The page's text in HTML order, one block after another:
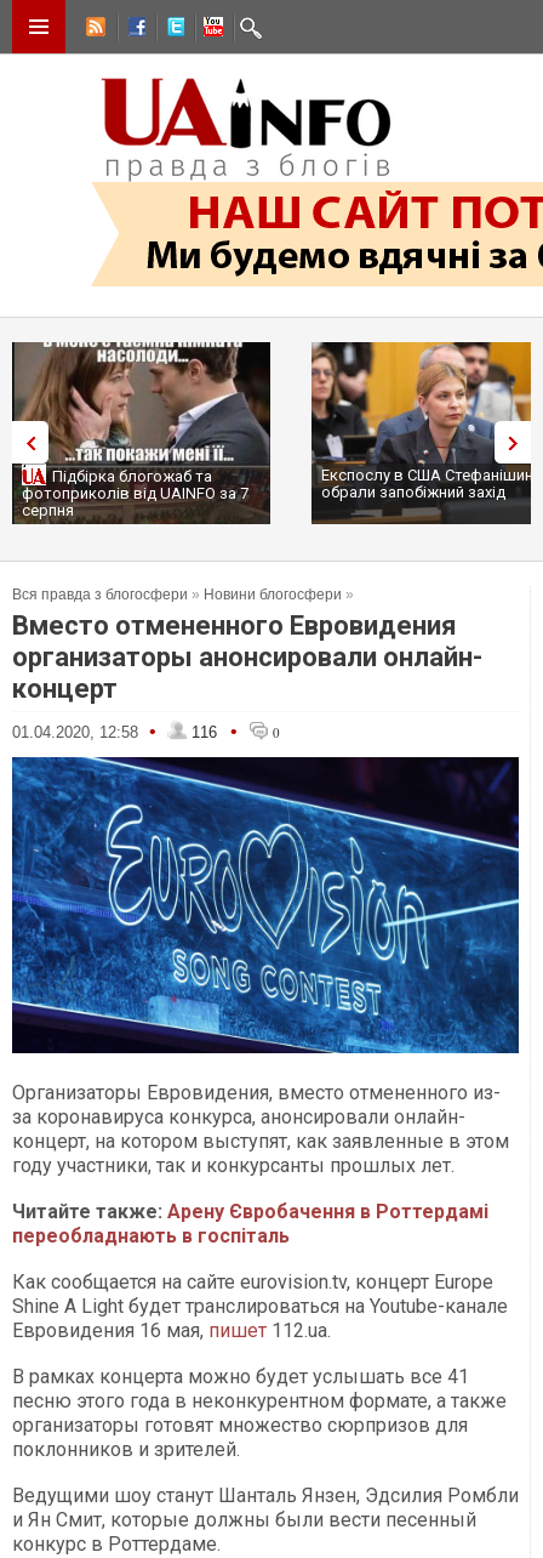
Підбірка блогожаб та
фотоприколів від UAINFO за 7
серпня
Експослу в США
обрали запобіжний захід
Вся правда з блогосфери » Новини блогосфери »
Вместо отмененного Евровидения
организаторы анонсировали онлайн-
концерт
01.04.2020, 12:58 • 116 • 0
Организаторы Евровидения, вместо отмененного из-
за коронавируса конкурса, анонсировали онлайн-
концерт, на котором выступят, как заявленные в этом
году участники, так и конкурсанты прошлых лет.
Читайте также: Арену Євробачення в Роттердамі
переобладнають в госпіталь
Как сообщается на сайте eurovision.tv, концерт Europe
Shine A Light будет транслироваться на Youtube-канале
Евровидения 16 мая, пишет 112.ua.
В рамках концерта можно будет услышать все 41
песню этого года в неконкурентном формате, а также
организаторы готовят множество сюрпризов для
поклонников и зрителей.
Ведущими шоу станут Шанталь Янзен, Эдсилия Ромбли
и Ян Смит, которые должны были вести песенный
конкурс в Роттердаме.